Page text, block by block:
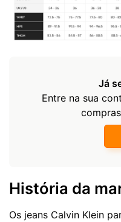
Já
Entre na sua
História da
Os jeans Calvin Klein